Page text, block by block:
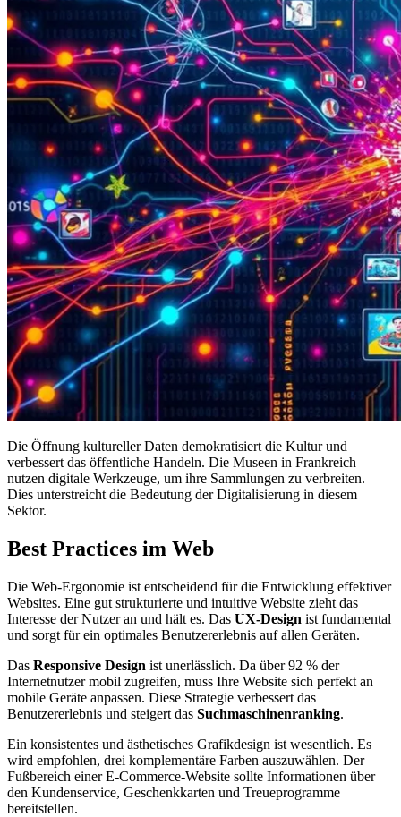
Die Öffnung kultureller Daten demokratisiert die Kultur und
verbessert das öffentliche Handeln. Die Museen in Frankreich
nutzen digitale Werkzeuge, um ihre Sammlungen zu verbreiten.
Dies unterstreicht die Bedeutung der Digitalisierung in diesem
Sektor.
Best Practices im Web
Die Web-Ergonomie ist entscheidend für die Entwicklung effektiver
Websites. Eine gut strukturierte und intuitive Website zieht das
Interesse der Nutzer an und hält es. Das UX-Design ist fundamental
und sorgt für ein optimales Benutzererlebnis auf allen Geräten.
Das Responsive Design ist unerlässlich. Da über 92 % der
Internetnutzer mobil zugreifen, muss Ihre Website sich perfekt an
mobile Geräte anpassen. Diese Strategie verbessert das
Benutzererlebnis und steigert das Suchmaschinenranking.
Ein konsistentes und ästhetisches Grafikdesign ist wesentlich. Es
wird empfohlen, drei komplementäre Farben auszuwählen. Der
Fußbereich einer E-Commerce-Website sollte Informationen über
den Kundenservice, Geschenkkarten und Treueprogramme
bereitstellen.